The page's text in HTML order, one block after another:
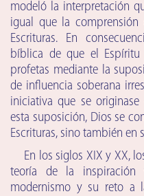
modeló la interpretación
igual que la
Escrituras. En
bíblica de que el
profetas mediante la
de influencia soberana
iniciativa que se
esta suposición, Dios se
Escrituras, sino también en
En los siglos XIX y XX,
teoría de la inspiración
modernismo y su reto a